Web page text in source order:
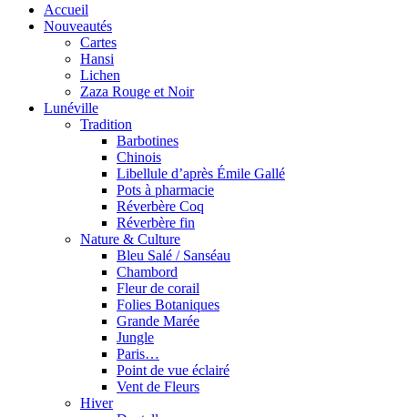
Accueil
Nouveautés
Cartes
Hansi
Lichen
Zaza Rouge et Noir
Lunéville
Tradition
Barbotines
Chinois
Libellule d’après Émile Gallé
Pots à pharmacie
Réverbère Coq
Réverbère fin
Nature & Culture
Bleu Salé / Sanséau
Chambord
Fleur de corail
Folies Botaniques
Grande Marée
Jungle
Paris…
Point de vue éclairé
Vent de Fleurs
Hiver